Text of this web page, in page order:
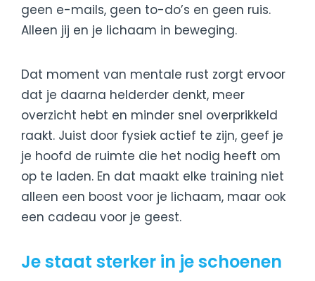
geen e-mails, geen to-do’s en geen ruis.
Alleen jij en je lichaam in beweging.
Dat moment van mentale rust zorgt ervoor
dat je daarna helderder denkt, meer
overzicht hebt en minder snel overprikkeld
raakt. Juist door fysiek actief te zijn, geef je
je hoofd de ruimte die het nodig heeft om
op te laden. En dat maakt elke training niet
alleen een boost voor je lichaam, maar ook
een cadeau voor je geest.
Je staat sterker in je schoenen